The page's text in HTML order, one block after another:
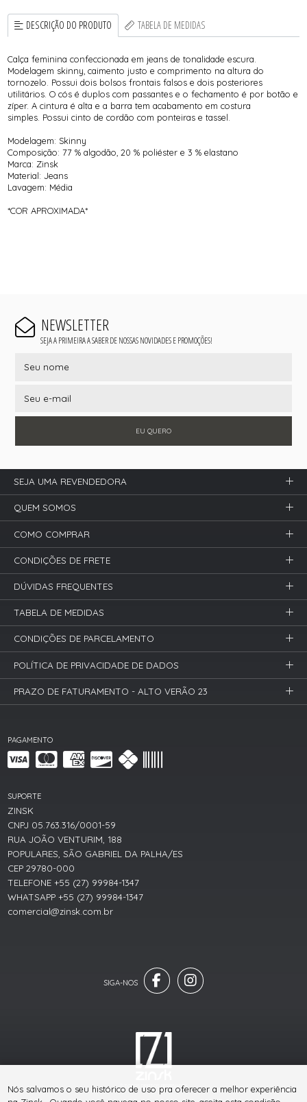
DESCRIÇÃO DO PRODUTO TABELA DE MEDIDAS
Calça feminina confeccionada em jeans de tonalidade escura.
Modelagem skinny, caimento justo e comprimento na altura do
tornozelo. Possui dois bolsos frontais falsos e dois posteriores
utilitários. O cós é duplos com passantes e o fechamento é por botão e
zíper. A cintura é alta e a barra tem acabamento em costura
simples. Possui cinto de cordão com ponteiras e tassel.
Modelagem: Skinny
Composição: 77 % algodão, 20 % poliéster e 3 % elastano
Marca: Zinsk
Material: Jeans
Lavagem: Média
*COR APROXIMADA*
NEWSLETTER
SEJA A PRIMEIRA A SABER DE NOSSAS NOVIDADES E PROMOÇÕES!
EU QUERO
PAGAMENTO
SUPORTE
ZINSK
CNPJ 05.763.316/0001-59
RUA JOÃO VENTURIM, 188
POPULARES, SÃO GABRIEL DA PALHA/ES
CEP 29780-000
TELEFONE +55 (27) 99984-1347
WHATSAPP +55 (27) 99984-1347
comercial@zinsk.com.br
SEJA UMA REVENDEDORA
QUEM SOMOS
COMO COMPRAR
CONDIÇÕES DE FRETE
DÚVIDAS FREQUENTES
TABELA DE MEDIDAS
CONDIÇÕES DE PARCELAMENTO
POLÍTICA DE PRIVACIDADE DE DADOS
PRAZO DE FATURAMENTO - ALTO VERÃO 23
® TODOS DIREITOS RESERVADOS
Nós salvamos o seu histórico de uso pra oferecer a melhor experiência